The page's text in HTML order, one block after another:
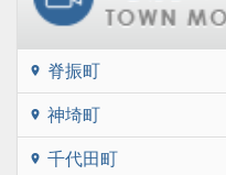
location_on 脊振町
location_on 神埼町
location_on 千代田町